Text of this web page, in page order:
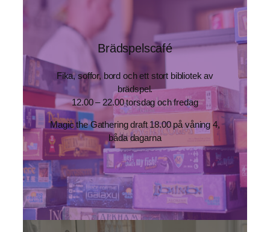
Brädspelscafé
Fika, soffor, bord och ett stort bibliotek av
brädspel.
12.00 – 22.00 torsdag och fredag
Magic the Gathering draft 18.00 på våning 4,
båda dagarna